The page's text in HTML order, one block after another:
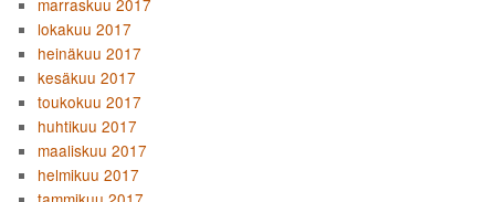
lokakuu 2017
heinäkuu 2017
kesäkuu 2017
toukokuu 2017
huhtikuu 2017
maaliskuu 2017
helmikuu 2017